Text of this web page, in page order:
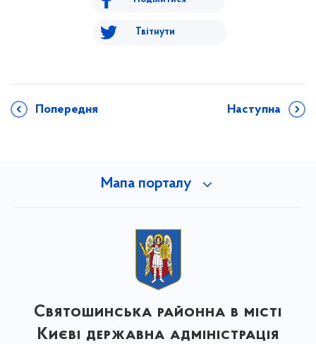
Твітнути
Попередня Наступна
Мапа порталу
Святошинська районна в місті
Києві державна адміністрація